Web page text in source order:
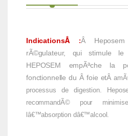
IndicationsÂ :Â
rÃ©gulateur, qui stimule
HEPOSEM empÃªche la
fonctionnelle du Â foie etÂ
processus de digestion.
recommandÃ© pour
lâ€™absorption dâ€™alcool.